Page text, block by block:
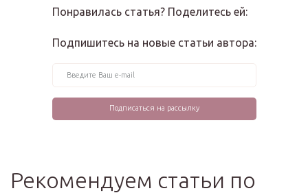
Понравилась статья? Поделитесь ей:
Подпишитесь на новые статьи автора:
Рекомендуем статьи по